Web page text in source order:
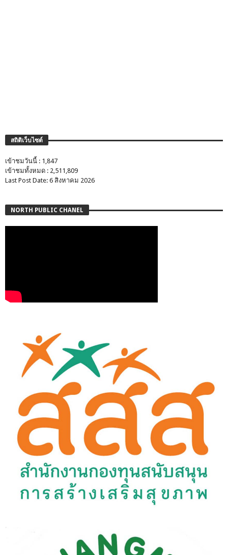
สถิติเว็บไซต์
เข้าชมวันนี้ : 1,847
เข้าชมทั้งหมด : 2,511,809
Last Post Date: 6 สิงหาคม 2026
NORTH PUBLIC CHANEL